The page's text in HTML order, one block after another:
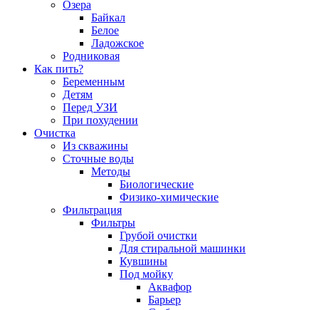
Озера
Байкал
Белое
Ладожское
Родниковая
Как пить?
Беременным
Детям
Перед УЗИ
При похудении
Очистка
Из скважины
Сточные воды
Методы
Биологические
Физико-химические
Фильтрация
Фильтры
Грубой очистки
Для стиральной машинки
Кувшины
Под мойку
Аквафор
Барьер